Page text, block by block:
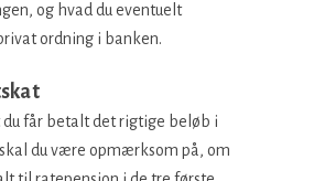
og hvad du eventuelt
ordning i banken.
du får betalt det rigtige beløb i
du være opmærksom på, om